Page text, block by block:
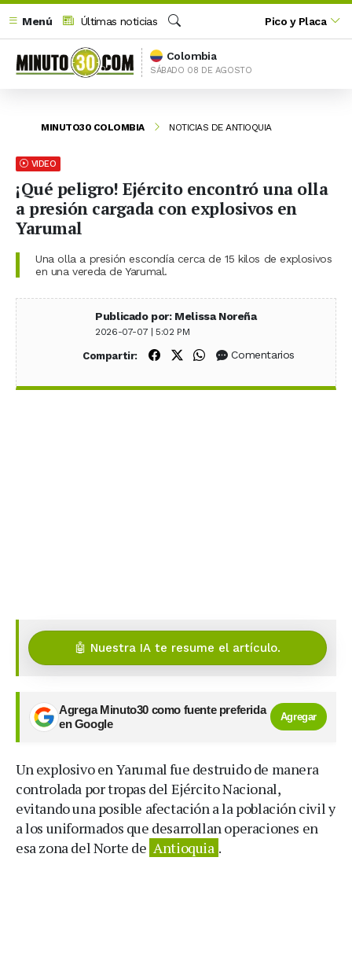
Menú
Últimas noticias
Buscar
Pico y Placa
Colombia
SÁBADO 08 DE AGOSTO
MINUTO30 COLOMBIA NOTICIAS DE ANTIOQUIA
VIDEO
¡Qué peligro! Ejército encontró una olla
a presión cargada con explosivos en
Yarumal
Una olla a presión escondía cerca de 15 kilos de explosivos
en una vereda de Yarumal.
Publicado por: Melissa Noreña
2026-07-07 | 5:02 PM
Compartir: Compartir en Facebook
Compartir en X (Twitter)
Compartir en WhatsApp
Comentarios
🤖 Nuestra IA te resume el artículo.
Agrega Minuto30 como fuente preferida
en Google
Agregar
Un explosivo en Yarumal fue destruido de manera
controlada por tropas del Ejército Nacional,
evitando una posible afectación a la población civil y
a los uniformados que desarrollan operaciones en
esa zona del Norte de Antioquia .